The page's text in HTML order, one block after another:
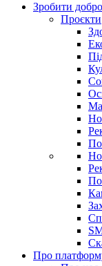
Зробити добро
Проєкти
Про